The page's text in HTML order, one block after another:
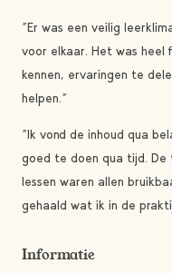
“Er was een veilig
voor elkaar. Het was heel
kennen, ervaringen te
helpen.”
“Ik vond de inhoud qua
goed te doen qua tijd.
lessen waren allen
gehaald wat ik in de
Informatie